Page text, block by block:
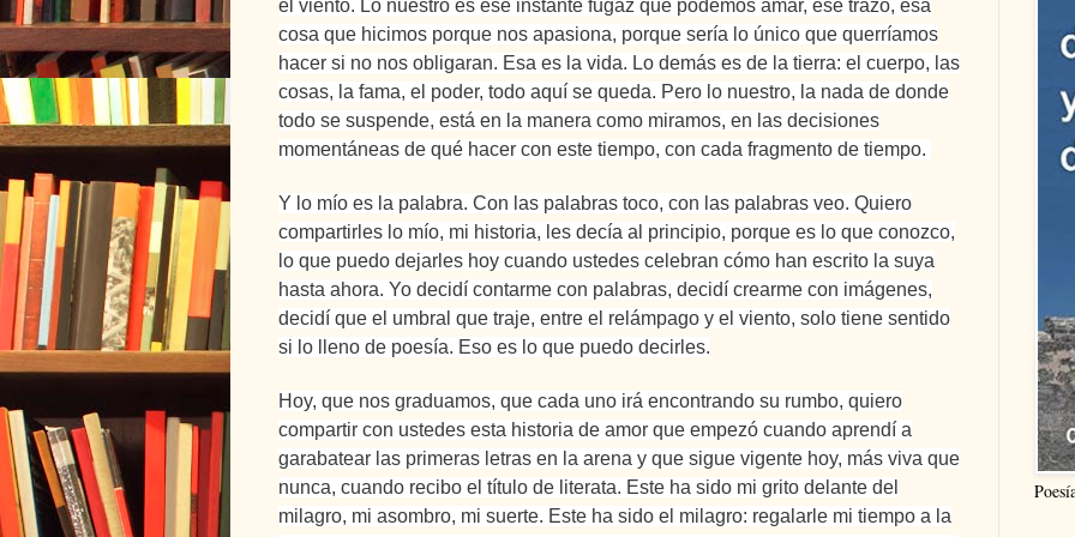
el viento. Lo nuestro es ese instante fugaz que podemos amar, ese trazo, esa
cosa que hicimos porque nos apasiona, porque sería lo único que querríamos
hacer si no nos obligaran. Esa es la vida. Lo demás es de la tierra: el cuerpo, las
cosas, la fama, el poder, todo aquí se queda. Pero lo nuestro, la nada de donde
todo se suspende, está en la manera como miramos, en las decisiones
momentáneas de qué hacer con este tiempo, con cada fragmento de tiempo.
Y lo mío es la palabra. Con las palabras toco, con las palabras veo. Quiero
compartirles lo mío, mi historia, les decía al principio, porque es lo que conozco,
lo que puedo dejarles hoy cuando ustedes celebran cómo han escrito la suya
hasta ahora. Yo decidí contarme con palabras, decidí crearme con imágenes,
decidí que el umbral que traje, entre el relámpago y el viento, solo tiene sentido
si lo lleno de poesía. Eso es lo que puedo decirles.
Hoy, que nos graduamos, que cada uno irá encontrando su rumbo, quiero
compartir con ustedes esta historia de amor que empezó cuando aprendí a
garabatear las primeras letras en la arena y que sigue vigente hoy, más viva que
nunca, cuando recibo el título de literata. Este ha sido mi grito delante del
milagro, mi asombro, mi suerte. Este ha sido el milagro: regalarle mi tiempo a la